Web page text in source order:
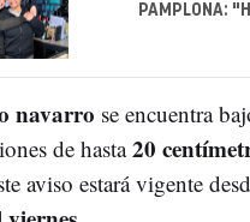
PAMPLONA:
navarro se encuentra
de hasta20
aviso estará vigente